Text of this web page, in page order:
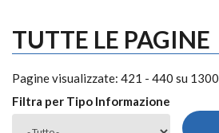
TUTTE LE PAGINE
Pagine visualizzate: 421 - 440 su 1300
Filtra per Tipo Informazione